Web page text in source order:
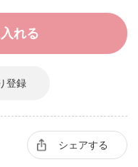
登録
シェアする